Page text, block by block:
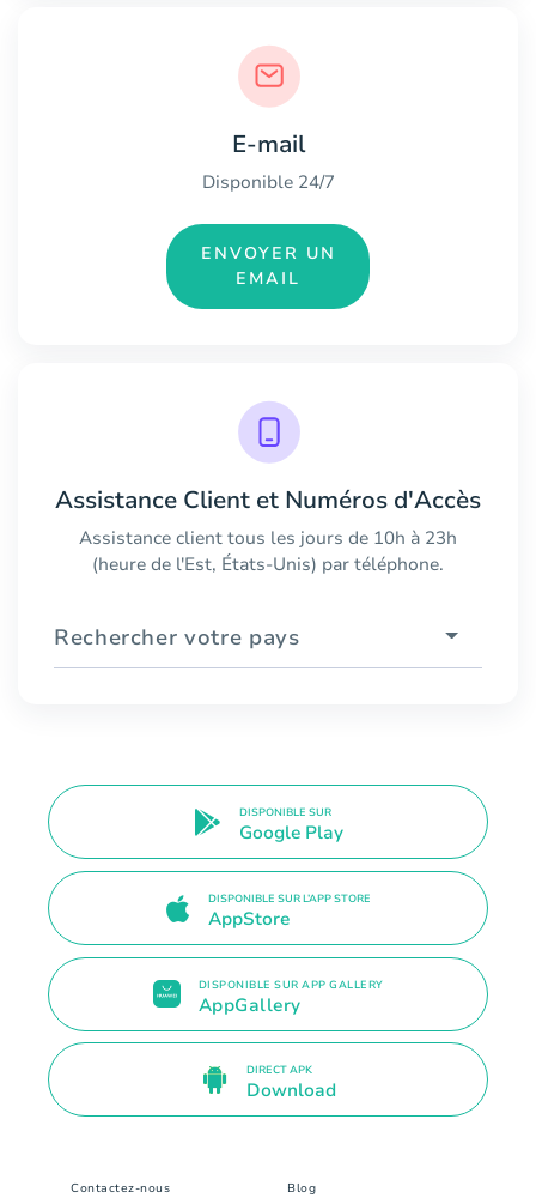
E-mail
Disponible 24/7
ENVOYER UN
EMAIL
Assistance Client et Numéros d'Accès
Assistance client tous les jours de 10h à 23h
(heure de l'Est, États-Unis) par téléphone.
Rechercher votre pays
DISPONIBLE SUR
Google Play
DISPONIBLE SUR L’APP STORE
AppStore
DISPONIBLE SUR APP GALLERY
AppGallery
DIRECT APK
Download
Contactez-nous Blog